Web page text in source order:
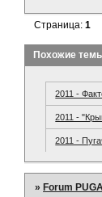
Страница:1
Похожие
2011 -
2011 -
2011 -
»Forum